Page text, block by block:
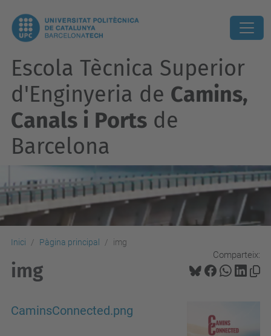
Escola Tècnica Superior
d'Enginyeria de Camins,
Canals i Ports de
Barcelona
Inici Pàgina principal img
Comparteix:
img
CaminsConnected.png